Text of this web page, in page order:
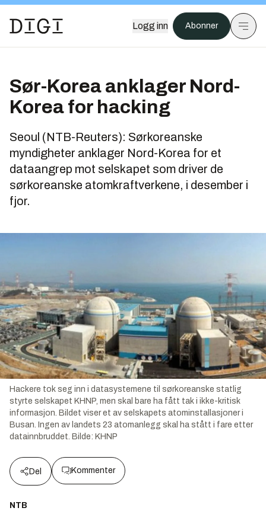
Logg inn Abonner
Sør-Korea anklager Nord-
Korea for hacking
Seoul (NTB-Reuters): Sørkoreanske
myndigheter anklager Nord-Korea for et
dataangrep mot selskapet som driver de
sørkoreanske atomkraftverkene, i desember i
fjor.
Hackere tok seg inn i datasystemene til sørkoreanske statlig
styrte selskapet KHNP, men skal bare ha fått tak i ikke-kritisk
informasjon. Bildet viser et av selskapets atominstallasjoner i
Busan. Ingen av landets 23 atomanlegg skal ha stått i fare etter
datainnbruddet. Bilde: KHNP
Del Kommenter
NTB